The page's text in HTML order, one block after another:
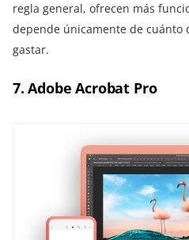
regla general, ofrecen más
depende únicamente de cuánto
gastar.
7. Adobe Acrobat Pro